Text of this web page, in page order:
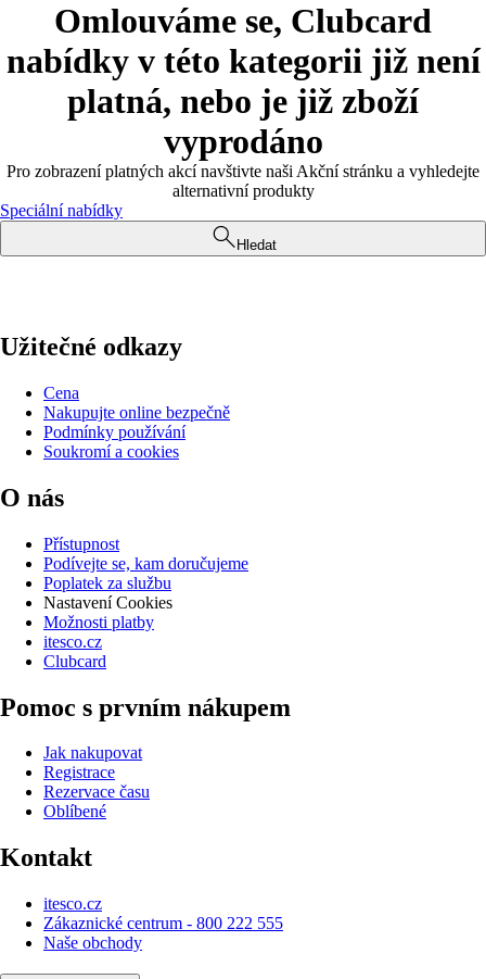
Omlouváme se, Clubcard
nabídky v této kategorii již není
platná, nebo je již zboží
vyprodáno
Pro zobrazení platných akcí navštivte naši Akční stránku a vyhledejte
alternativní produkty
Speciální nabídky
Hledat
Užitečné odkazy
Cena
Nakupujte online bezpečně
Podmínky používání
Soukromí a cookies
O nás
Přístupnost
Podívejte se, kam doručujeme
Poplatek za službu
Nastavení Cookies
Možnosti platby
itesco.cz
Clubcard
Pomoc s prvním nákupem
Jak nakupovat
Registrace
Rezervace času
Oblíbené
Kontakt
itesco.cz
Zákaznické centrum - 800 222 555
Naše obchody